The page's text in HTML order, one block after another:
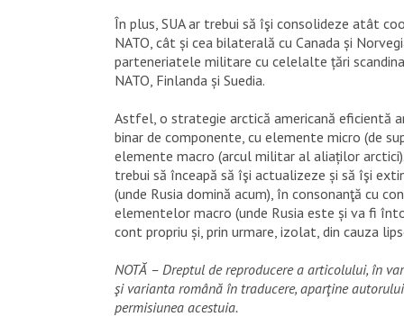
În plus, SUA ar trebui să îşi consolideze atât
NATO, cât și cea bilaterală cu Canada și
parteneriatele militare cu celelalte țări
NATO, Finlanda și Suedia.
Astfel, o strategie arctică americană eficientă
binar de componente, cu elemente micro (de
elemente macro (arcul militar al aliaților arctici).
trebui să înceapă să îşi actualizeze și să îşi
(unde Rusia domină acum), în consonanţă cu
elementelor macro (unde Rusia este și va fi
cont propriu și, prin urmare, izolat, din cauza
NOTĂ – Dreptul de reproducere a articolului, în
şi varianta română în traducere, aparţine
permisiunea acestuia.